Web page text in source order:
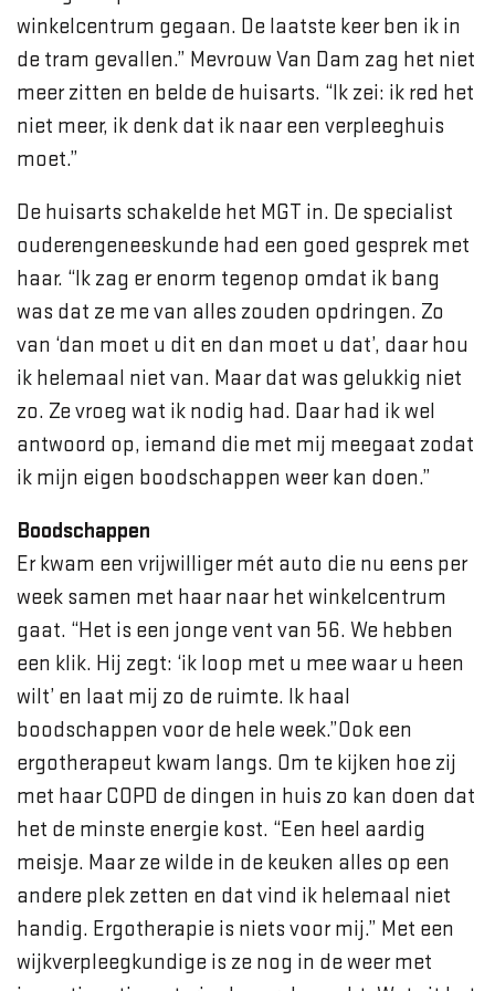
winkelcentrum gegaan. De laatste keer ben ik in
de tram gevallen.” Mevrouw Van Dam zag het niet
meer zitten en belde de huisarts. “Ik zei: ik red het
niet meer, ik denk dat ik naar een verpleeghuis
moet.”
De huisarts schakelde het MGT in. De specialist
ouderengeneeskunde had een goed gesprek met
haar. “Ik zag er enorm tegenop omdat ik bang
was dat ze me van alles zouden opdringen. Zo
van ‘dan moet u dit en dan moet u dat’, daar hou
ik helemaal niet van. Maar dat was gelukkig niet
zo. Ze vroeg wat ik nodig had. Daar had ik wel
antwoord op, iemand die met mij meegaat zodat
ik mijn eigen boodschappen weer kan doen.”
Boodschappen
Er kwam een vrijwilliger mét auto die nu eens per
week samen met haar naar het winkelcentrum
gaat. “Het is een jonge vent van 56. We hebben
een klik. Hij zegt: ‘ik loop met u mee waar u heen
wilt’ en laat mij zo de ruimte. Ik haal
boodschappen voor de hele week.”Ook een
ergotherapeut kwam langs. Om te kijken hoe zij
met haar COPD de dingen in huis zo kan doen dat
het de minste energie kost. “Een heel aardig
meisje. Maar ze wilde in de keuken alles op een
andere plek zetten en dat vind ik helemaal niet
handig. Ergotherapie is niets voor mij.” Met een
wijkverpleegkundige is ze nog in de weer met